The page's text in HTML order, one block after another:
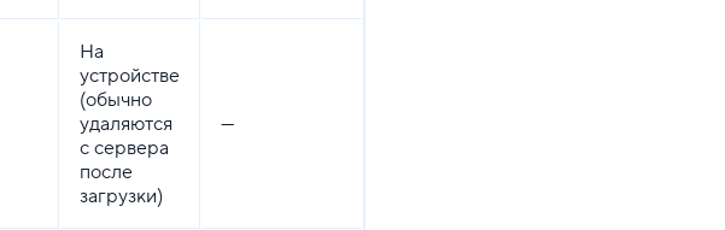
На
устройстве
(обычно
удаляются
с сервера
после
загрузки)
—